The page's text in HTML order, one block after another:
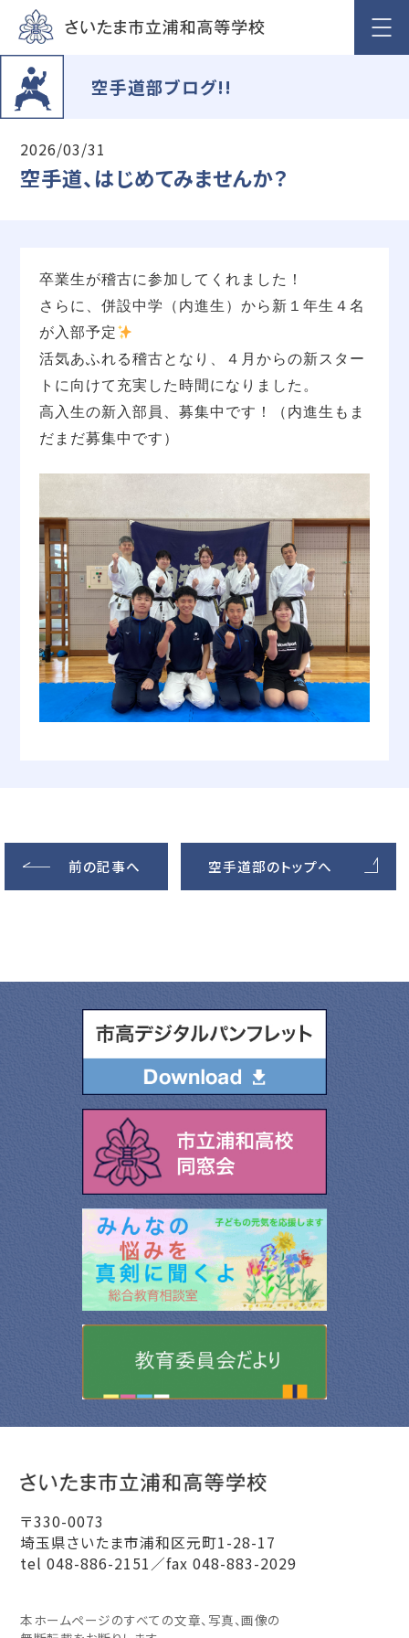
空手道部ブログ!!
2026/03/31
空手道、はじめてみませんか？
卒業生が稽古に参加してくれました！
さらに、併設中学（内進生） から新１年生４名
が入部予定
活気あふれる稽古となり、４月からの新スター
トに向けて充実した時間になりました。
高入生の新入部員、募集中です！（内進生もま
だまだ募集中です）
前の記事へ 空手道部のトップへ
〒330-0073
埼玉県さいたま市浦和区元町1-28-17
tel 048-886-2151／fax 048-883-2029
本ホームページのすべての文章、写真、画像の